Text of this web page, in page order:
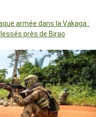
armée dans la Vakaga :
près de Birao